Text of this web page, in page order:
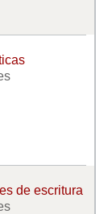
de escritura